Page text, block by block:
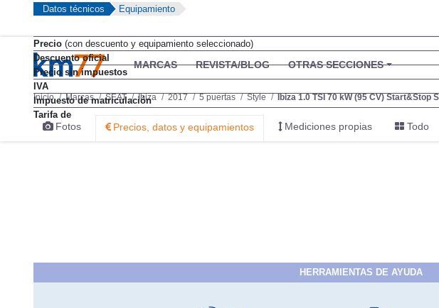
MARCAS REVISTA/BLOG OTRAS SECCIONES
Inicio Marcas SEAT Ibiza 2017 5 puertas Style Ibiza 1.0 TSI 70 kW (95 CV) Start&Stop
Fotos Precios, datos y equipamientos Mediciones propias Todo
Datos técnicos Equipamiento
Precio (con descuento y equipamiento seleccionado)
Descuento oficial
Precio sin impuestos
IVA
Impuesto de matriculación
Tarifa de
HERRAMIENTAS DE AYUDA